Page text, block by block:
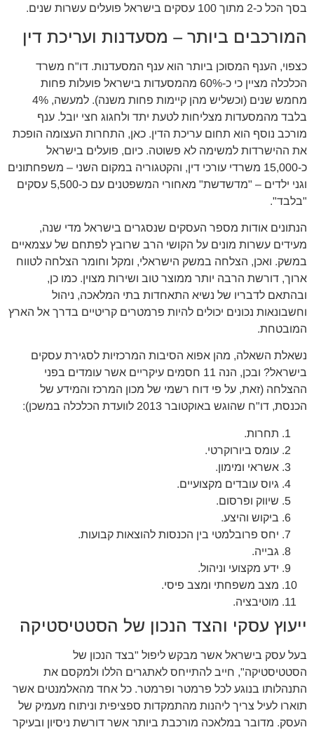
בסך הכל כ-2 מתוך 100 עסקים בישראל פועלים עשרות שנים.
המורכבים ביותר – מסעדנות ועריכת דין
כצפוי, הענף המסוכן ביותר הוא ענף המסעדנות. דו"ח משרד
הכלכלה מציין כי כ-60% מהמסעדות בישראל פועלות פחות
מחמש שנים (וכשליש מהן קיימות פחות משנה). למעשה, 4%
בלבד מהמסעדות מצליחות לטעת יתד ולחגוג חצי יובל. ענף
מורכב נוסף הוא תחום עריכת הדין. כאן, התחרות העצומה הופכת
את ההישרדות למשימה לא פשוטה. כיום, פועלים בישראל
כ-15,000 משרדי עורכי דין, והקטגוריה במקום השני – משפחתונים
וגני ילדים – "מדשדשת" מאחורי המשפטנים עם כ-5,500 עסקים
"בלבד".
הנתונים אודות מספר העסקים שנסגרים בישראל מדי שנה,
מעידים עשרות מונים על הקושי הרב שרובץ לפתחם של עצמאיים
במשק. ואכן, הצלחה במשק הישראלי, ומקל וחומר הצלחה לטווח
ארוך, דורשת הרבה יותר ממוצר טוב ושירות מצוין. כמו כן,
ובהתאם לדבריו של נשיא התאחדות בתי המלאכה, ניהול
וחשבונאות נכונים יכולים להיות פרמטרים קריטיים בדרך אל הארץ
המובטחת.
נשאלת השאלה, מהן אפוא הסיבות המרכזיות לסגירת עסקים
בישראל? ובכן, הנה 11 חסמים עיקריים אשר עומדים בפני
ההצלחה (זאת, על פי דוח רשמי של מכון המרכז והמידע של
הכנסת, דו"ח שהוגש באוקטובר 2013 לוועדת הכלכלה במשכן):
תחרות.
עומס ביורוקרטי.
אשראי ומימון.
גיוס עובדים מקצועיים.
שיווק ופרסום.
ביקוש והיצע.
יחס פרובלמטי בין הכנסות להוצאות קבועות.
גבייה.
ידע מקצועי וניהול.
מצב משפחתי ומצב פיסי.
מוטיבציה.
ייעוץ עסקי והצד הנכון של הסטטיסטיקה
בעל עסק בישראל אשר מבקש ליפול "בצד הנכון של
הסטטיסטיקה", חייב להתייחס לאתגרים הללו ולמקסם את
התנהלותו בנוגע לכל פרמטר ופרמטר. כל אחד מהאלמנטים אשר
תוארו לעיל צריך ליהנות מהתמקדות ספציפית וניתוח מעמיק של
העסק. מדובר במלאכה מורכבת ביותר אשר דורשת ניסיון ובעיקר